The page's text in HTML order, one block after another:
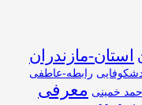
استان-مازندران
رابطه-عاطفی
خمینی معرفی